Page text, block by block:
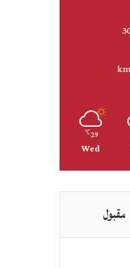
29
℃
Wed
مقبول